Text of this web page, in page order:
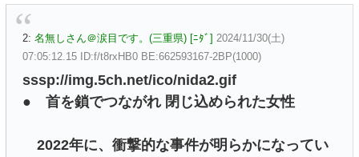
2: 名無しさん＠涙目です。(三重県) [ﾆﾀﾞ] 2024/11/30(土)
07:05:12.15 ID:f/t8rxHB0 BE:662593167-2BP(1000)
sssp://img.5ch.net/ico/nida2.gif
● 首を鎖でつながれ 閉じ込められた女性
2022年に、衝撃的な事件が明らかになってい